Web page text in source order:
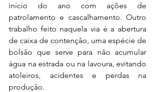
início do ano com ações de
patrolamento e cascalhamento. Outro
trabalho feito naquela via é a abertura
de caixa de contenção, uma espécie de
bolsão que serve para não acumular
água na estrada ou na lavoura, evitando
atoleiros, acidentes e perdas na
produção.